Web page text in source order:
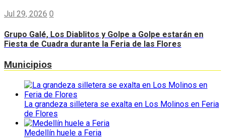
Jul 29, 2026 0
Grupo Galé, Los Diablitos y Golpe a Golpe estarán en
Fiesta de Cuadra durante la Feria de las Flores
Municipios
La grandeza silletera se exalta en Los Molinos en Feria
de Flores
Medellín huele a Feria